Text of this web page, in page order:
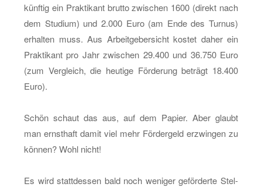
künf­tig ein Prak­ti­kant brut­to zwi­schen 1600 (di­rekt nach
dem Stu­di­um) und 2.000 Euro (am Ende des Tur­nus)
er­hal­ten muss. Aus Ar­beit­ge­ber­sicht kos­tet daher ein
Prak­ti­kant pro Jahr zwi­schen 29.400 und 36.750 Euro
(zum Ver­gleich, die heu­ti­ge För­de­rung be­trägt 18.400
Euro).
Schön schaut das aus, auf dem Pa­pier. Aber glaubt
man ernst­haft damit viel mehr För­der­geld er­zwin­gen zu
kön­nen? Wohl nicht!
Es wird statt­des­sen bald noch we­ni­ger ge­för­der­te Stel­